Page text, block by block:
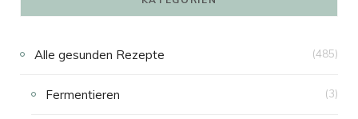
Alle gesunden Rezepte (485)
Fermentieren (3)